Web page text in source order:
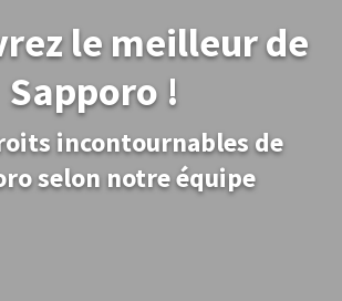
le meilleur de
Sapporo !
incontournables de
selon notre équipe